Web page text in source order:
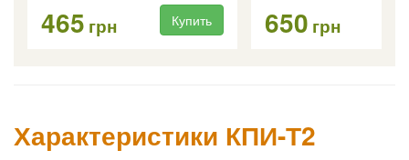
465 грн Купить 650 грн
Характеристики КПИ-Т2